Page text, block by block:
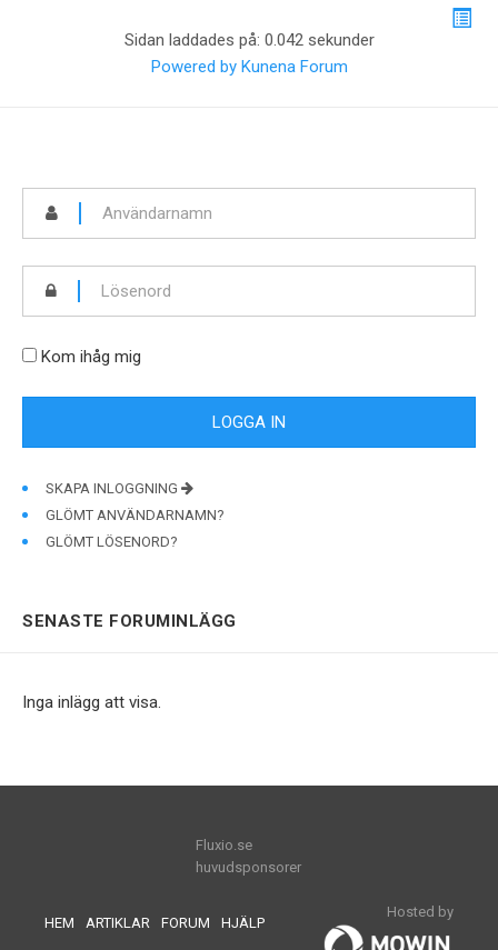
Sidan laddades på: 0.042 sekunder
Powered by Kunena Forum
Kom ihåg mig
SKAPA INLOGGNING
GLÖMT ANVÄNDARNAMN?
GLÖMT LÖSENORD?
SENASTE FORUMINLÄGG
Inga inlägg att visa.
Fluxio.se
huvudsponsorer
HEM ARTIKLAR FORUM HJÄLP
Hosted by